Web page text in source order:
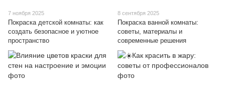
7 ноября 2025
Покраска детской комнаты: как
создать безопасное и уютное
пространство
8 сентября 2025
Покраска ванной комнаты:
советы, материалы и
современные решения